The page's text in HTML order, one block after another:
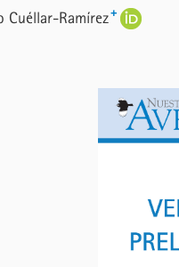
Cuéllar-Ramírez+